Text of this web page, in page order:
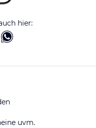
hier:
uvm.